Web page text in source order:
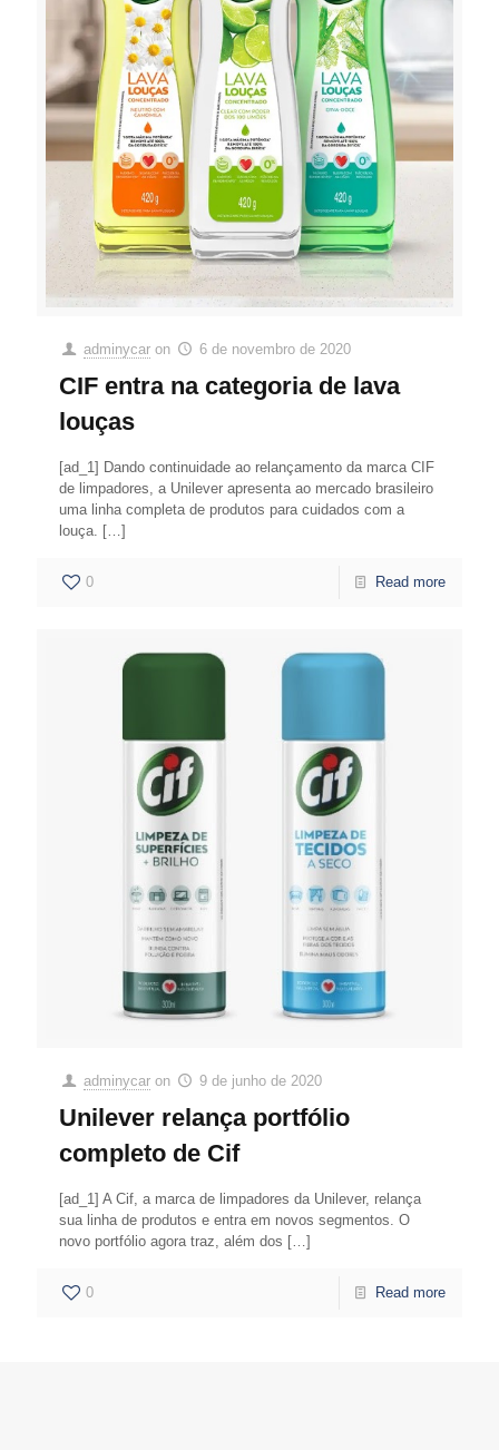
adminycar on 6 de novembro de 2020
CIF entra na categoria de lava
louças
[ad_1] Dando continuidade ao relançamento da marca CIF
de limpadores, a Unilever apresenta ao mercado brasileiro
uma linha completa de produtos para cuidados com a
louça. […]
0 Read more
adminycar on 9 de junho de 2020
Unilever relança portfólio
completo de Cif
[ad_1] A Cif, a marca de limpadores da Unilever, relança
sua linha de produtos e entra em novos segmentos. O
novo portfólio agora traz, além dos […]
0 Read more